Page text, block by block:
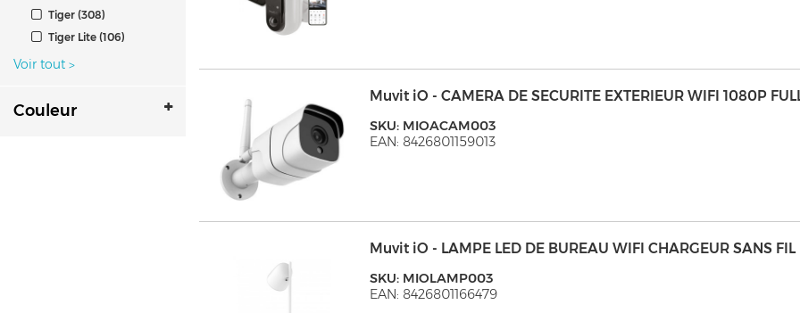
Tiger (308)
Tiger Lite (106)
Voir tout >
Couleur
Muvit iO - CAMERA DE SECURITE EXTERIEUR WIFI 1080P
SKU: MIOACAM003
EAN: 8426801159013
Muvit iO - LAMPE LED DE BUREAU WIFI CHARGEUR SANS FIL
SKU: MIOLAMP003
EAN: 8426801166479